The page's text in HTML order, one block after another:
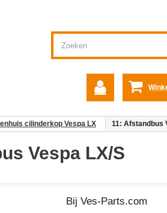
cilinderkop Vespa LX 11: Afstandbus
Vespa LX/S
Bij Ves-Parts.com